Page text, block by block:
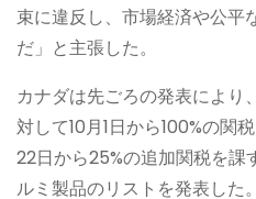
束に違反し、市場経済や公平
だ」と主張した。
カナダは先ごろの発表により
対して10月1日から100%の関
22日から25%の追加関税を課
ルミ製品のリストを発表した。